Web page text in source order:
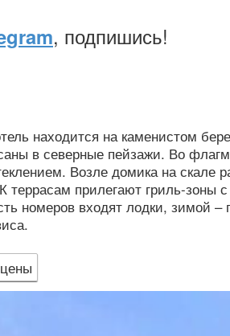
, подпишись!
находится на каменистом
в северные пейзажи. Во
Возле домика на скале
террасам прилегают гриль-
номеров входят лодки, зимой –